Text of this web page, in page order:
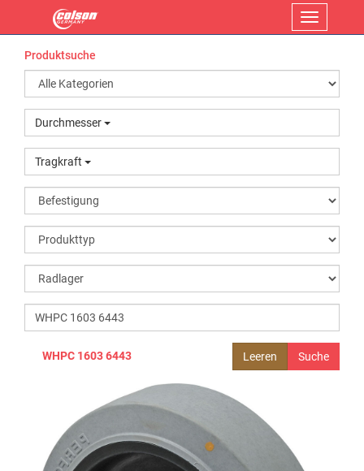
Menü
Produktsuche
Durchmesser
Tragkraft
Leeren
WHPC 1603 6443